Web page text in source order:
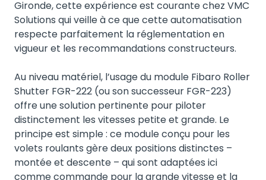
Gironde, cette expérience est courante chez VMC
Solutions qui veille à ce que cette automatisation
respecte parfaitement la réglementation en
vigueur et les recommandations constructeurs.
Au niveau matériel, l’usage du module Fibaro Roller
Shutter FGR-222 (ou son successeur FGR-223)
offre une solution pertinente pour piloter
distinctement les vitesses petite et grande. Le
principe est simple : ce module conçu pour les
volets roulants gère deux positions distinctes –
montée et descente – qui sont adaptées ici
comme commande pour la grande vitesse et la